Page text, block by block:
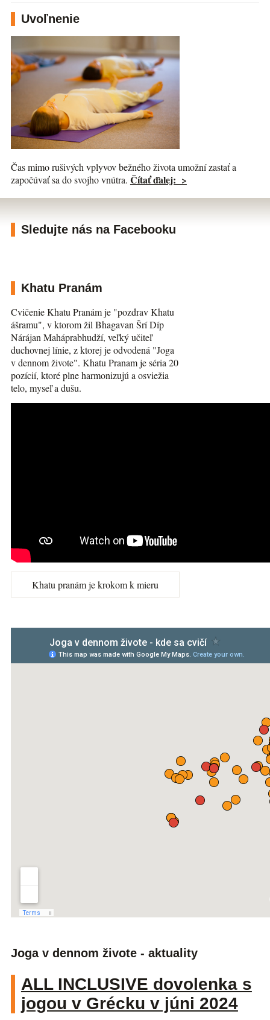
Uvoľnenie
Čas mimo rušivých vplyvov bežného života umožní zastať a
započúvať sa do svojho vnútra. Čítať ďalej: >
Sledujte nás na Facebooku
Khatu Pranám
Cvičenie Khatu Pranám je "pozdrav Khatu
ášramu", v ktorom žil Bhagavan Šrí Díp
Nárájan Maháprabhudží, veľký učiteľ
duchovnej línie, z ktorej je odvodená "Joga
v dennom živote". Khatu Pranam je séria 20
pozícií, ktoré plne harmonizujú a osviežia
telo, myseľ a dušu.
Khatu pranám je krokom k mieru
Joga v dennom živote - aktuality
ALL INCLUSIVE dovolenka s
jogou v Grécku v júni 2024